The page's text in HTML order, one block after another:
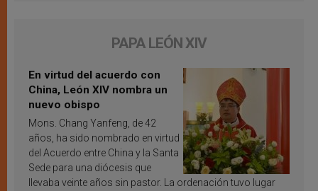
PAPA LEÓN XIV
En virtud del acuerdo con
China, León XIV nombra un
nuevo obispo
Mons. Chang Yanfeng, de 42
años, ha sido nombrado en virtud
del Acuerdo entre China y la Santa
Sede para una diócesis que
llevaba veinte años sin pastor. La ordenación tuvo lugar